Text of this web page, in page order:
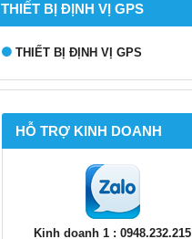
THIẾT BỊ ĐỊNH VỊ GPS
THIẾT BỊ ĐỊNH VỊ GPS
HỖ TRỢ KINH DOANH
Kinh doanh 1 : 0948.232.215